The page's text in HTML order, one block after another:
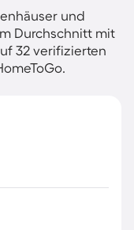
und
Durchschnitt mit
32 verifizierten